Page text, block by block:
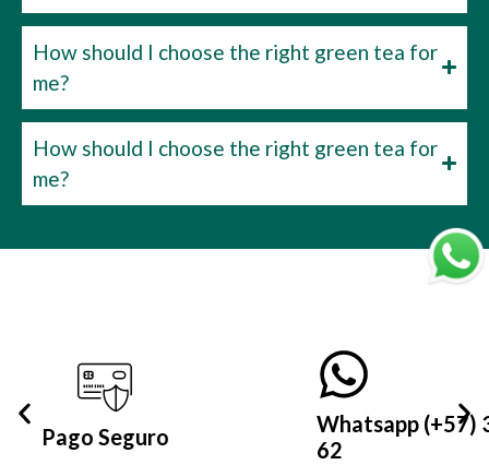
How should I choose the right green tea for
me?
How should I choose the right green tea for
me?
Whatsapp (+57) 305 399 21
62